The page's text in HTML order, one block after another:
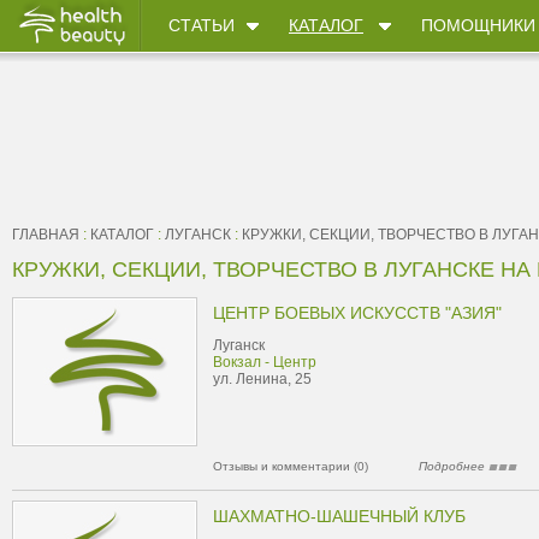
СТАТЬИ КАТАЛОГ ПОМОЩНИКИ
ГЛАВНАЯ : КАТАЛОГ : ЛУГАНСК : КРУЖКИ, СЕКЦИИ, ТВОРЧЕСТВО В
КРУЖКИ, СЕКЦИИ, ТВОРЧЕСТВО В ЛУГАНСКЕ НА
ЦЕНТР БОЕВЫХ ИСКУССТВ "АЗИЯ"
Луганск
Вокзал - Центр
ул. Ленина, 25
Отзывы и комментарии (0) Подробнее
ШАХМАТНО-ШАШЕЧНЫЙ КЛУБ